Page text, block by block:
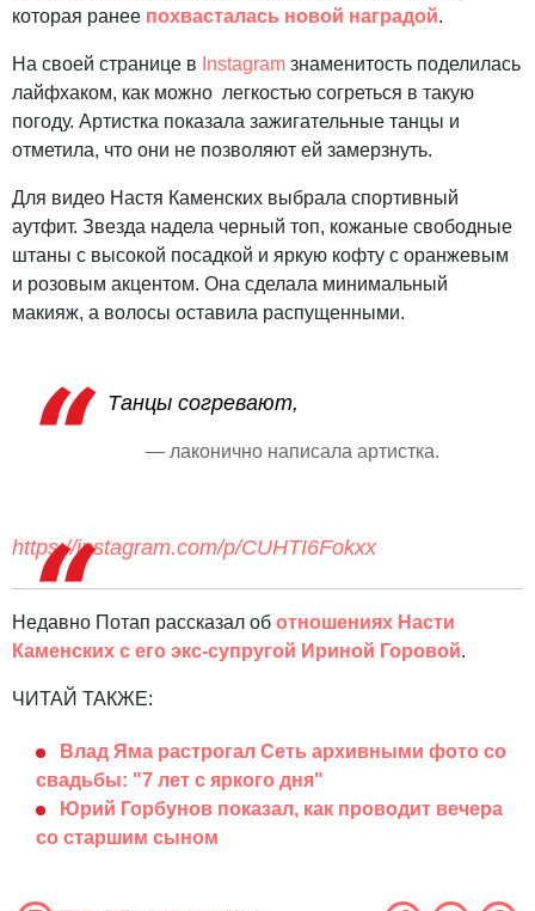
которая ранее похвасталась новой наградой.
На своей странице в Instagram знаменитость поделилась
лайфхаком, как можно легкостью согреться в такую
погоду. Артистка показала зажигательные танцы и
отметила, что они не позволяют ей замерзнуть.
Для видео Настя Каменских выбрала спортивный
аутфит. Звезда надела черный топ, кожаные свободные
штаны с высокой посадкой и яркую кофту с оранжевым
и розовым акцентом. Она сделала минимальный
макияж, а волосы оставила распущенными.
Танцы согревают,
— лаконично написала артистка.
https://instagram.com/p/CUHTI6Fokxx
Недавно Потап рассказал об отношениях Насти
Каменских с его экс-супругой Ириной Горовой.
ЧИТАЙ ТАКЖЕ:
Влад Яма растрогал Сеть архивными фото со
свадьбы: "7 лет с яркого дня"
Юрий Горбунов показал, как проводит вечера
со старшим сыном